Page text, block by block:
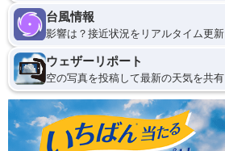
台風情報
影響は？接近状況をリアルタイム更新
ウェザーリポート
空の写真を投稿して最新の天気を共有